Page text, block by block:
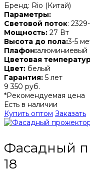
Бренд: Rio (Китай)
Параметры:
Световой поток:
Мощность: 27 Вт
Высота до пола:3-5
Плафон:алюминиевый
Цветовая
Цвет: белый
Гарантия: 5 лет
9 350 руб.
*Рекомендуемая цена
Есть в наличии
Купить оптом Заказать
Фасадный
18